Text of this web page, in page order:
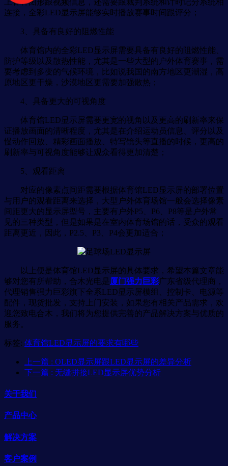
连接，全彩LED显示屏能够实时播放赛事时间跟评分；
3、具备有良好的阻燃性能
体育馆内的全彩LED显示屏需要具备有良好的阻燃性能、
防护等级以及散热性能，尤其是一些大型的户外体育赛事，需
要考虑到多变的气候环境，比如说我国的南方地区更潮湿，高
原地区更干燥，沙漠地区更需要加强散热；
4、具备更大的可视角度
体育馆LED显示屏需要更宽的视角以及更高的刷新率来保
证播放画面的清晰程度，尤其是在介绍运动员信息、评分以及
慢动作回放、精彩画面播放、特写镜头等直播的时候，更高的
刷新率与可视角度能够让观众看得更加清楚；
5、观看距离
对应的像素点间距需要根据体育馆LED显示屏的部署位置
与用户的观看距离来选择，大型户外体育场馆一般会选择像素
间距更大的显示屏型号，主要有户外P5、P6、P8等是户外常
见的三种类型，但是如果是在室内体育场馆的话，受众的观看
距离更近，因此，P2.5、P3、P4会更加适合；
以上便是体育馆LED显示屏的具体要求，希望本篇文章能
够对您有所帮助，合木光电是 厦门强力巨彩广东省级代理商，
代理销售强力巨彩旗下全系LED显示屏模组、控制卡、电源等
配件，现货批发，支持上门安装，如果您有相关产品需求，欢
迎您致电合木，我们将为您提供完善的产品解决方案与优质的
服务。
标签: 体育馆LED显示屏的要求有哪些
上一篇 : OLED显示屏跟LED显示屏的差异分析
下一篇 : 无缝拼接LED显示屏优势分析
关于我们
产品中心
解决方案
客户案例